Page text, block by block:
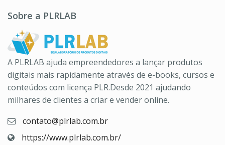
Sobre a PLRLAB
A PLRLAB ajuda empreendedores a lançar produtos
digitais mais rapidamente através de e-books, cursos e
conteúdos com licença PLR.Desde 2021 ajudando
milhares de clientes a criar e vender online.
contato@plrlab.com.br
https://www.plrlab.com.br/